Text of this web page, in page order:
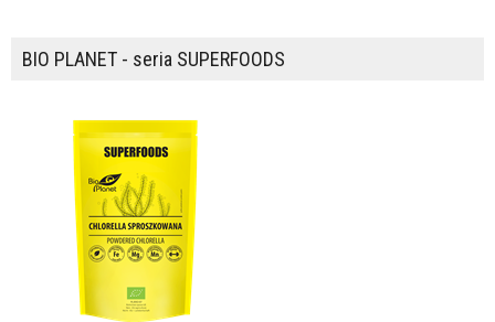
BIO PLANET - seria SUPERFOODS